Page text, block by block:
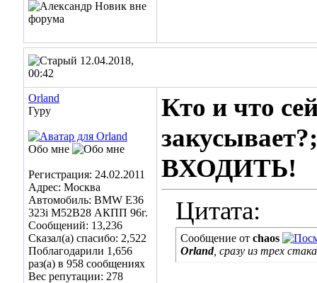
12.04.2018,
00:42
Orland
Гуру
Обо мне
Регистрация: 24.02.2011
Адрес: Москва
Автомобиль: BMW E36
323i M52B28 АКПП 96г.
Сообщений: 13,236
Сказал(а) спасибо: 2,522
Поблагодарили 1,656
раз(а) в 958 сообщениях
Вес репутации: 278
Кто и что
ВХОДИТЬ!
Цитата:
Сообщение от chaos
Orland, сразу из трех